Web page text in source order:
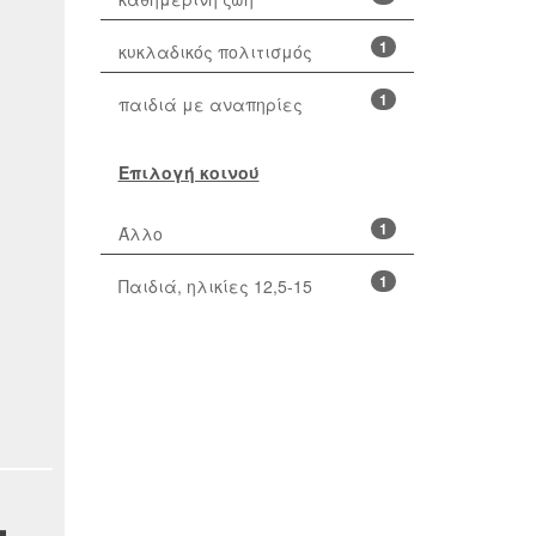
1
κυκλαδικός πολιτισμός
1
παιδιά με αναπηρίες
Επιλογή κοινού
1
Άλλο
1
Παιδιά, ηλικίες 12,5-15